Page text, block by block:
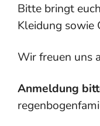
Bitte bringt
Kleidung sowie
Wir freuen uns
Anmeldung